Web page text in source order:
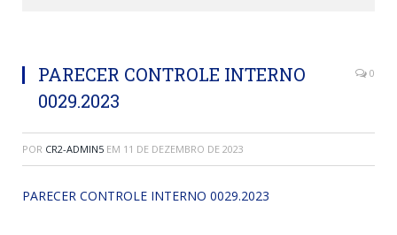
PARECER CONTROLE INTERNO
0029.2023
0
POR CR2-ADMIN5 EM 11 DE DEZEMBRO DE 2023
PARECER CONTROLE INTERNO 0029.2023